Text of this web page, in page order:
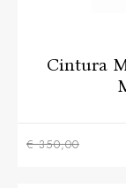
Cintura
€ 350,00